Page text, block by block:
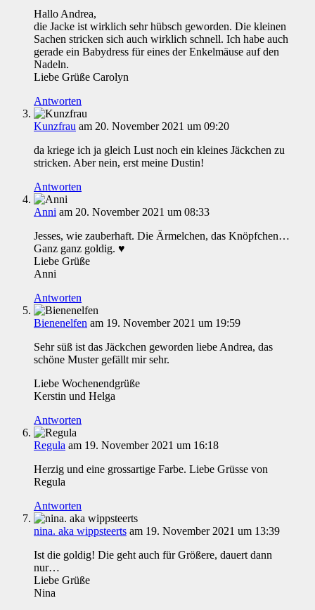
Hallo Andrea,
die Jacke ist wirklich sehr hübsch geworden. Die kleinen
Sachen stricken sich auch wirklich schnell. Ich habe auch
gerade ein Babydress für eines der Enkelmäuse auf den
Nadeln.
Liebe Grüße Carolyn
Antworten
Kunzfrau am 20. November 2021 um 09:20
da kriege ich ja gleich Lust noch ein kleines Jäckchen zu
stricken. Aber nein, erst meine Dustin!
Antworten
Anni am 20. November 2021 um 08:33
Jesses, wie zauberhaft. Die Ärmelchen, das Knöpfchen…
Ganz ganz goldig. ♥
Liebe Grüße
Anni
Antworten
Bienenelfen am 19. November 2021 um 19:59
Sehr süß ist das Jäckchen geworden liebe Andrea, das
schöne Muster gefällt mir sehr.
Liebe Wochenendgrüße
Kerstin und Helga
Antworten
Regula am 19. November 2021 um 16:18
Herzig und eine grossartige Farbe. Liebe Grüsse von
Regula
Antworten
nina. aka wippsteerts am 19. November 2021 um 13:39
Ist die goldig! Die geht auch für Größere, dauert dann
nur…
Liebe Grüße
Nina